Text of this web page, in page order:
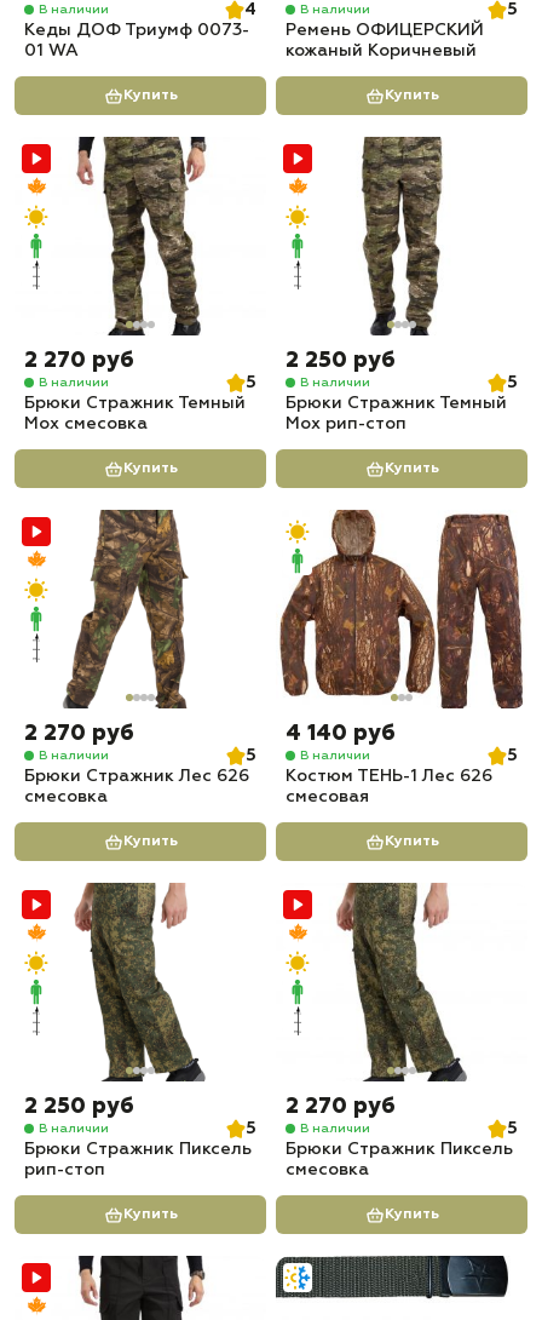
В наличии
4
Кеды ДОФ Триумф 0073-
01 WA
Купить
В наличии
5
Ремень ОФИЦЕРСКИЙ
кожаный Коричневый
Купить
2 270 руб
В наличии
5
Брюки Стражник Темный
Мох смесовка
Купить
2 250 руб
В наличии
5
Брюки Стражник Темный
Мох рип-стоп
Купить
2 270 руб
В наличии
5
Брюки Стражник Лес 626
смесовка
Купить
4 140 руб
В наличии
5
Костюм ТЕНЬ-1 Лес 626
смесовая
Купить
2 250 руб
В наличии
5
Брюки Стражник Пиксель
рип-стоп
Купить
2 270 руб
В наличии
5
Брюки Стражник Пиксель
смесовка
Купить